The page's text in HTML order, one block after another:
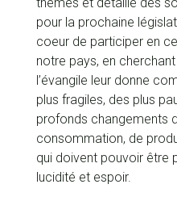
pour la prochaine
coeur de participer en
notre pays, en
l’évangile leur donne
plus fragiles, des plus
profonds changements
consommation, de
qui doivent pouvoir être
lucidité et espoir.